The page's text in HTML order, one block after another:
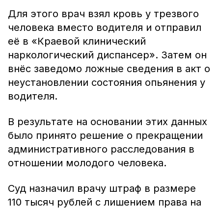
Для этого врач взял кровь у трезвого
человека вместо водителя и отправил
её в «Краевой клинический
наркологический диспансер». Затем он
внёс заведомо ложные сведения в акт о
неустановлении состояния опьянения у
водителя.
В результате на основании этих данных
было принято решение о прекращении
административного расследования в
отношении молодого человека.
Суд назначил врачу штраф в размере
110 тысяч рублей с лишением права на